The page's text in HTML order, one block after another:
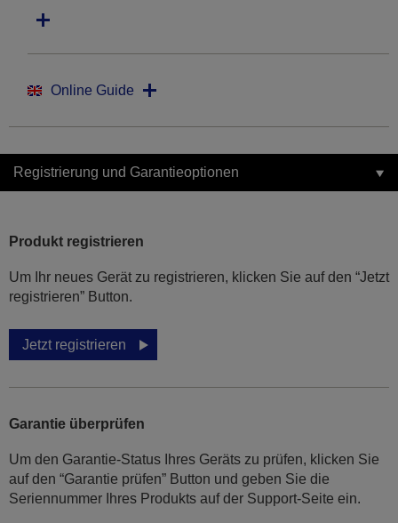
Online Guide
Registrierung und Garantieoptionen
Produkt registrieren
Um Ihr neues Gerät zu registrieren, klicken Sie auf den “Jetzt
registrieren” Button.
Jetzt registrieren
Garantie überprüfen
Um den Garantie-Status Ihres Geräts zu prüfen, klicken Sie
auf den “Garantie prüfen” Button und geben Sie die
Seriennummer Ihres Produkts auf der Support-Seite ein.